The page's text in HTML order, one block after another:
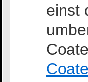
einst